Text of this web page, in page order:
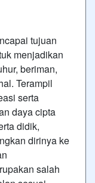
tujuan
menjadikan
beriman,
Terampil
serta
daya cipta
didik,
dirinya ke
salah